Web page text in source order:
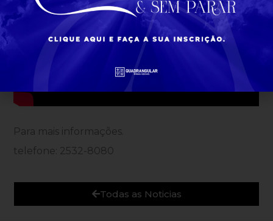
Para mais informações.
telefone: 2532-8080
Todas as Noticias